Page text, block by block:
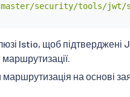
security/tools/jwt/
Istio, щоб підтверджені
маршрутизація на основі